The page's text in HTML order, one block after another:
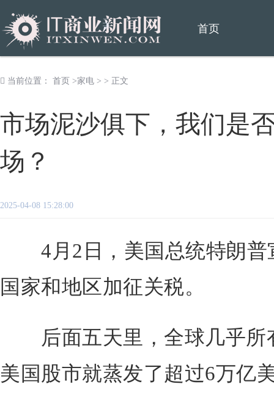
首页
当前位置： 首页 >家电 > > 正文
市场泥沙俱下，我们是
场？
2025-04-08 15:28:00
4月2日，美国总统特朗普
国家和地区加征关税。
后面五天里，全球几乎所
美国股市就蒸发了超过6万亿